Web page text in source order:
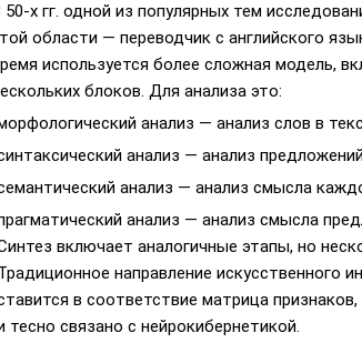
50-х гг. одной из популярных тем
области — переводчик с английского
используется более сложная модель,
блоков. Для анализа это:
анализ — анализ слов в
анализ — анализ
анализ — анализ смысла
анализ — анализ смысла
включает аналогичные этапы, но
направление искусственного
в соответствие матрица
тесно связано с нейрокибернетикой.